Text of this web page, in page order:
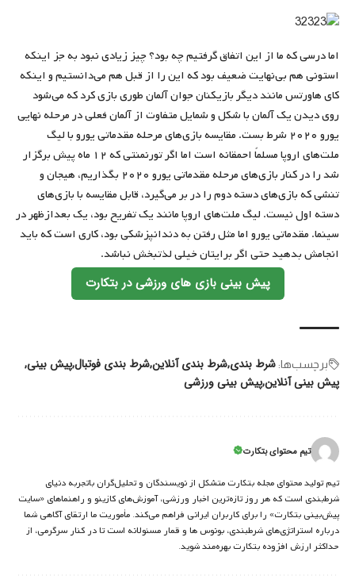
اما درسی که ما از این اتفاق گرفتیم چه بود؟ چیز زیادی نبود به جز اینکه
استونی هم بی‌نهایت ضعیف بود که این را از قبل هم می‌دانستیم و اینکه
کای هاورتس مانند دیگر بازیکنان جوان آلمان طوری بازی کرد که می‌شود
روی دیدن یک آلمان با شکل و شمایل متفاوت از آلمان فعلی در مرحله نهایی
یورو ۲۰۲۰ شرط بست. مقایسه بازی‌های مرحله مقدماتی یورو با لیگ
ملت‌های اروپا مسلماً احمقانه است اما اگر تورنمنتی که ۱۲ ماه پیش برگزار
شد را در کنار بازی‌های مرحله مقدماتی یورو ۲۰۲۰ بگذاریم، هیجان و
تنشی که بازی‌های دسته دوم را در بر می‌گیرد، قابل مقایسه با بازی‌های
دسته اول نیست. لیگ ملت‌های اروپا مانند یک تفریح بود، یک بعدازظهر در
سینما. مقدماتی یورو اما مثل رفتن به دندانپزشکی بود، کاری است که باید
انجامش بدهید حتی اگر برایتان خیلی لذتبخش نباشد.
پیش بینی بازی های ورزشی در بتکارت
برچسب‌‌ها: شرط بندیشرط بندی آنلاینشرط بندی فوتبالپیش بینی
پیش بینی آنلاینپیش بینی ورزشی
تیم محتوای بتکارت
تیم تولید محتوای مجله بتکارت متشکل از نویسندگان و تحلیل‌گران باتجربه دنیای
شرط‌بندی است که هر روز تازه‌ترین اخبار ورزشی، آموزش‌های کازینو و راهنماهای «سایت
پیش‌بینی بتکارت» را برای کاربران ایرانی فراهم می‌کند. مأموریت ما ارتقای آگاهی شما
درباره استراتژی‌های شرطبندی، بونوس ها و قمار مسئولانه است تا در کنار سرگرمی، از
حداکثر ارزش افزوده بتکارت بهره‌مند شوید.